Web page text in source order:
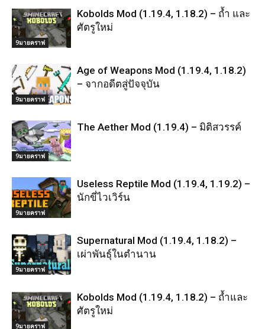
9มายคราฟ
Kobolds Mod (1.19.4, 1.18.2) – ถ้ำ และ
ศัตรูใหม่
9มายคราฟ
Age of Weapons Mod (1.19.4, 1.18.2)
– จากอดีตสู่ปัจจุบัน
9มายคราฟ
The Aether Mod (1.19.4) – มิติสวรรค์
9มายคราฟ
Useless Reptile Mod (1.19.4, 1.19.2) –
นักขี่ไวเวิร์น
9มายคราฟ
Supernatural Mod (1.19.4, 1.18.2) –
เผ่าพันธุ์ในตำนาน
9มายคราฟ
Kobolds Mod (1.19.4, 1.18.2) – ถ้ำและ
ศัตรูใหม่